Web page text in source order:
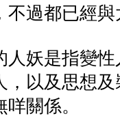
不過都已經
人妖是指變
，以及思想
關係。